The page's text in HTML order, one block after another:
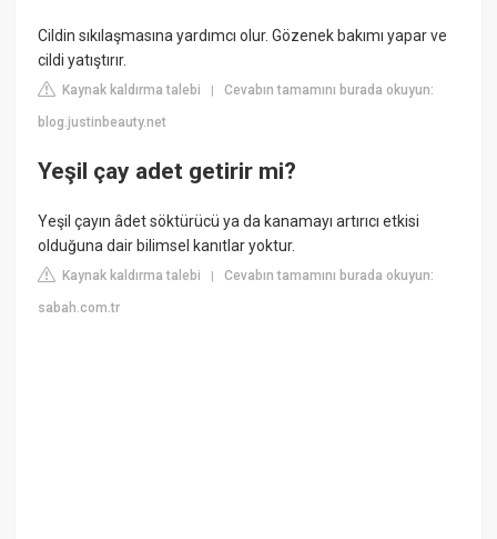
Cildin sıkılaşmasına yardımcı olur. Gözenek bakımı yapar ve
cildi yatıştırır.
Kaynak kaldırma talebi |Cevabın tamamını burada okuyun:
blog.justinbeauty.net
Yeşil çay adet getirir mi?
Yeşil çayın âdet söktürücü ya da kanamayı artırıcı etkisi
olduğuna dair bilimsel kanıtlar yoktur.
Kaynak kaldırma talebi |Cevabın tamamını burada okuyun:
sabah.com.tr